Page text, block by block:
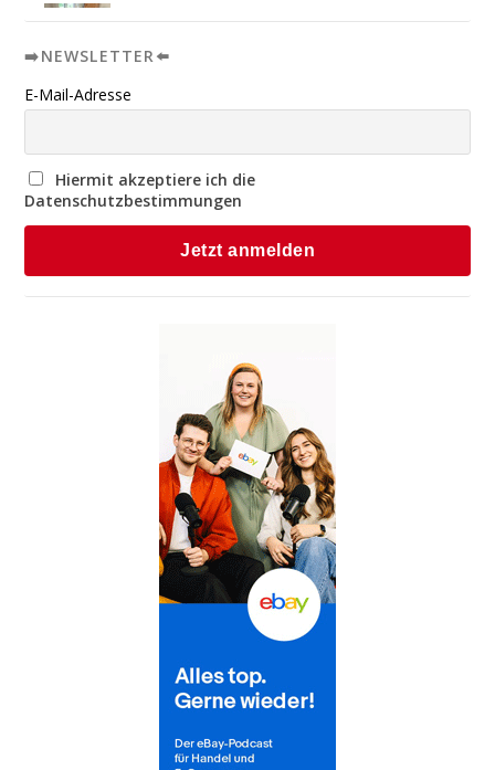
➡️NEWSLETTER⬅️
E-Mail-Adresse
Hiermit akzeptiere ich die
Datenschutzbestimmungen